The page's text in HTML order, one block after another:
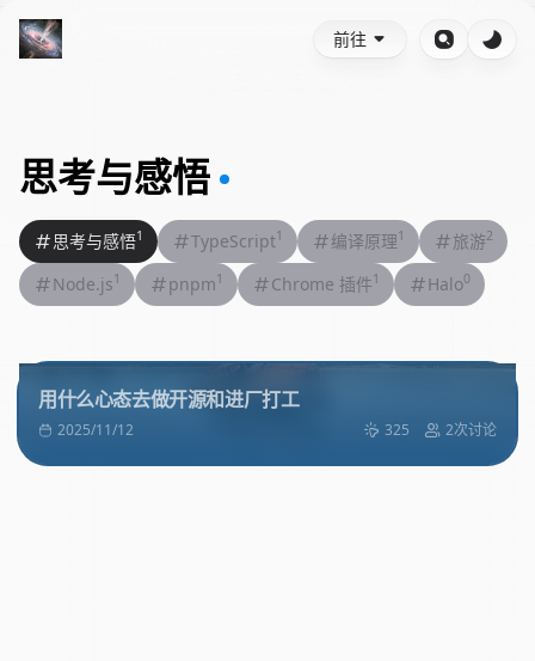
前往
思考与感悟
思考与感悟1 TypeScript1 编译原理1 旅游2
Node.js1 pnpm1 Chrome 插件1 Halo0
用什么心态去做开源和进厂打工
2025/11/12 325 2次讨论